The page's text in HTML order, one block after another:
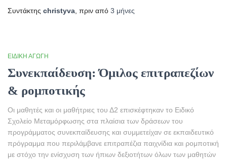
Συντάκτης christyva , πριν από 3 μήνες
ΕΙΔΙΚΉ ΑΓΩΓΉ
Συνεκπαίδευση: Όμιλος επιτραπεζίων
& ρομποτικής
Οι μαθητές και οι μαθήτριες του Δ2 επισκέφτηκαν το Ειδικό
Σχολείο Μεταμόρφωσης στα πλαίσια των δράσεων του
προγράμματος συνεκπαίδευσης και συμμετείχαν σε εκπαιδευτικό
πρόγραμμα που περιλάμβανε επιτραπέζια παιχνίδια και ρομποτική
με στόχο την ενίσχυση των ήπιων δεξιοτήτων όλων των μαθητών